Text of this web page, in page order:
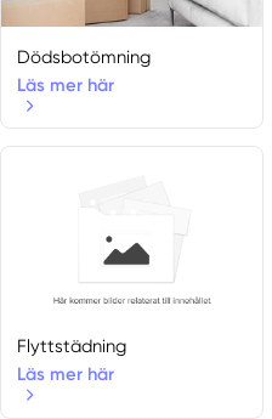
Dödsbotömning
Läs mer här
Flyttstädning
Läs mer här